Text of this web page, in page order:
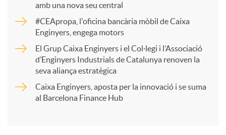
r
amb una nova seu central
#CEApropa, l'oficina bancària mòbil de Caixa
Enginyers, engega motors
El Grup Caixa Enginyers i el Col·legi i l’Associació
d’Enginyers Industrials de Catalunya renoven la
seva aliança estratègica
Caixa Enginyers, aposta per la innovació i se suma
al Barcelona Finance Hub